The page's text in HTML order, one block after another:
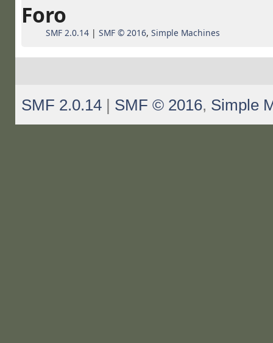
Foro
SMF 2.0.14| SMF © 2016, Simple Machines
SMF 2.0.14 SMF © 2016, Simple